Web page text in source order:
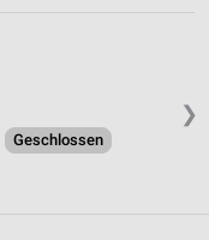
❯
Geschlossen